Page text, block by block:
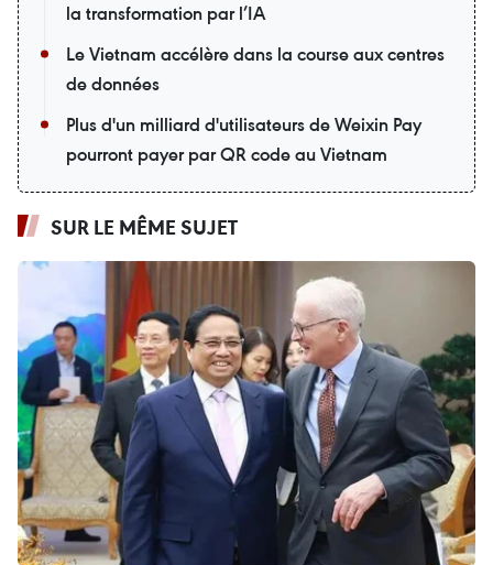
la transformation par l’IA
Le Vietnam accélère dans la course aux centres
de données
Plus d'un milliard d'utilisateurs de Weixin Pay
pourront payer par QR code au Vietnam
SUR LE MÊME SUJET